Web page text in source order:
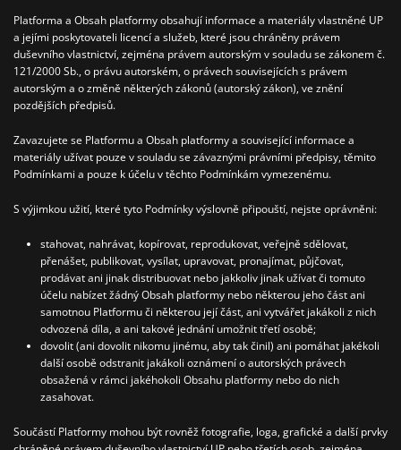
Platforma a Obsah platformy obsahují informace a materiály vlastněné UP
a jejími poskytovateli licencí a služeb, které jsou chráněny právem
duševního vlastnictví, zejména právem autorským v souladu se zákonem č.
121/2000 Sb., o právu autorském, o právech souvisejících s právem
autorským a o změně některých zákonů (autorský zákon), ve znění
pozdějších předpisů.
Zavazujete se Platformu a Obsah platformy a související informace a
materiály užívat pouze v souladu se závaznými právními předpisy, těmito
Podmínkami a pouze k účelu v těchto Podmínkám vymezenému.
S výjimkou užití, které tyto Podmínky výslovně připouští, nejste oprávněni:
stahovat, nahrávat, kopírovat, reprodukovat, veřejně sdělovat,
přenášet, publikovat, vysílat, upravovat, pronajímat, půjčovat,
prodávat ani jinak distribuovat nebo jakkoliv jinak užívat či tomuto
účelu nabízet žádný Obsah platformy nebo některou jeho část ani
samotnou Platformu či některou její část, ani vytvářet jakákoli z nich
odvozená díla, a ani takové jednání umožnit třetí osobě;
dovolit (ani dovolit nikomu jinému, aby tak činil) ani pomáhat jakékoli
další osobě odstranit jakákoli oznámení o autorských právech
obsažená v rámci jakéhokoli Obsahu platformy nebo do nich
zasahovat.
Součástí Platformy mohou být rovněž fotografie, loga, grafické a další prvky